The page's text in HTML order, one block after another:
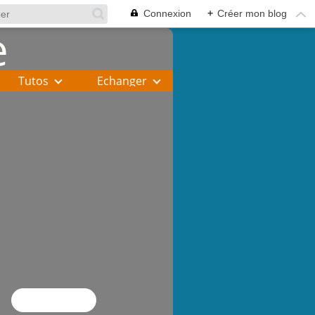
Connexion + Créer mon blog
Tutos Echanger